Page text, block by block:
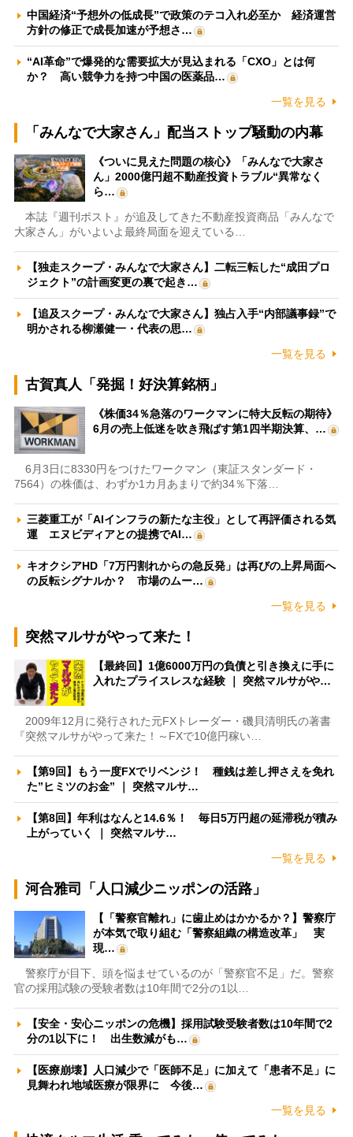
中国経済“予想外の低成長”で政策のテコ入れ必至か 経済運営
方針の修正で成長加速が予想さ…
“AI革命”で爆発的な需要拡大が見込まれる「CXO」とは何
か？ 高い競争力を持つ中国の医薬品…
一覧を見る
「みんなで大家さん」配当ストップ騒動の内幕
《ついに見えた問題の核心》「みんなで大家さ
ん」2000億円超不動産投資トラブル“異常なく
ら…
本誌『週刊ポスト』が追及してきた不動産投資商品「みんなで
大家さん」がいよいよ最終局面を迎えている…
【独走スクープ・みんなで大家さん】二転三転した“成田プロ
ジェクト”の計画変更の裏で起き…
【追及スクープ・みんなで大家さん】独占入手“内部議事録”で
明かされる柳瀬健一・代表の思…
一覧を見る
古賀真人「発掘！好決算銘柄」
《株価34％急落のワークマンに特大反転の期待》
6月の売上低迷を吹き飛ばす第1四半期決算、…
6月3日に8330円をつけたワークマン（東証スタンダード・
7564）の株価は、わずか1カ月あまりで約34％下落…
三菱重工が「AIインフラの新たな主役」として再評価される気
運 エヌビディアとの提携でAI…
キオクシアHD「7万円割れからの急反発」は再びの上昇局面へ
の反転シグナルか？ 市場のムー…
一覧を見る
突然マルサがやって来た！
【最終回】1億6000万円の負債と引き換えに手に
入れたプライスレスな経験 ｜ 突然マルサがや…
2009年12月に発行された元FXトレーダー・磯貝清明氏の著書
『突然マルサがやって来た！～FXで10億円稼い…
【第9回】もう一度FXでリベンジ！ 種銭は差し押さえを免れ
た”ヒミツのお金” ｜ 突然マルサ…
【第8回】年利はなんと14.6％！ 毎日5万円超の延滞税が積み
上がっていく ｜ 突然マルサ…
一覧を見る
河合雅司「人口減少ニッポンの活路」
【「警察官離れ」に歯止めはかかるか？】警察庁
が本気で取り組む「警察組織の構造改革」 実
現…
警察庁が目下、頭を悩ませているのが「警察官不足」だ。警察
官の採用試験の受験者数は10年間で2分の1以…
【安全・安心ニッポンの危機】採用試験受験者数は10年間で2
分の1以下に！ 出生数減がも…
【医療崩壊】人口減少で「医師不足」に加えて「患者不足」に
見舞われ地域医療が限界に 今後…
一覧を見る